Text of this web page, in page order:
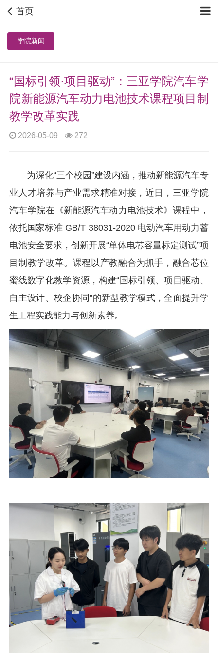
首页
学院新闻
“国标引领·项目驱动”：三亚学院汽车学
院新能源汽车动力电池技术课程项目制
教学改革实践
2026-05-09 272
为深化“三个校园”建设内涵，推动新能源汽车专
业人才培养与产业需求精准对接，近日，三亚学院
汽车学院在《新能源汽车动力电池技术》课程中，
依托国家标准 GB/T 38031-2020 电动汽车用动力蓄
电池安全要求，创新开展“单体电芯容量标定测试”项
目制教学改革。课程以产教融合为抓手，融合芯位
蜜线数字化教学资源，构建“国标引领、项目驱动、
自主设计、校企协同”的新型教学模式，全面提升学
生工程实践能力与创新素养。